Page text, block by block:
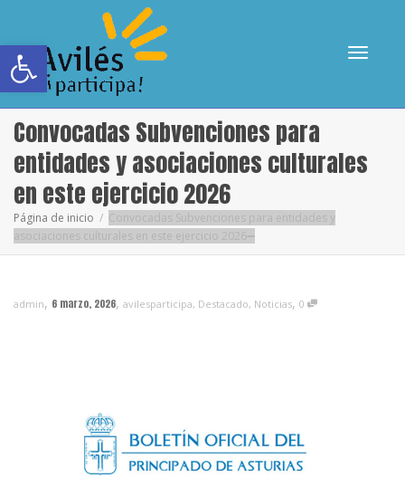
Abrir barra de herramientas
Convocadas Subvenciones para
entidades y asociaciones culturales
en este ejercicio 2026
Página de inicio
Convocadas Subvenciones para entidades y
asociaciones culturales en este ejercicio 2026
admin, 6 marzo, 2026, avilesparticipa, Destacado, Noticias, 0